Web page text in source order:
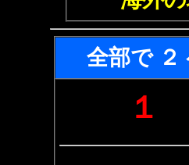
全部で ２
１